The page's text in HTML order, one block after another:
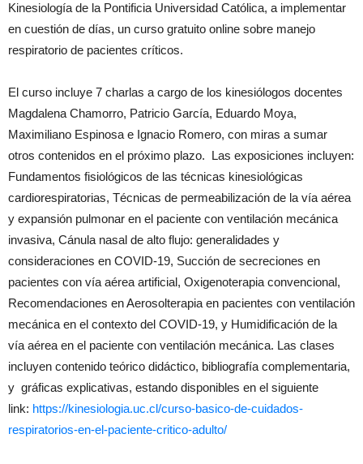
Kinesiología de la Pontificia Universidad Católica, a implementar
en cuestión de días, un curso gratuito online sobre manejo
respiratorio de pacientes críticos.
El curso incluye 7 charlas a cargo de los kinesiólogos docentes
Magdalena Chamorro, Patricio García, Eduardo Moya,
Maximiliano Espinosa e Ignacio Romero, con miras a sumar
otros contenidos en el próximo plazo. Las exposiciones incluyen:
Fundamentos fisiológicos de las técnicas kinesiológicas
cardiorespiratorias, Técnicas de permeabilización de la vía aérea
y expansión pulmonar en el paciente con ventilación mecánica
invasiva, Cánula nasal de alto flujo: generalidades y
consideraciones en COVID-19, Succión de secreciones en
pacientes con vía aérea artificial, Oxigenoterapia convencional,
Recomendaciones en Aerosolterapia en pacientes con ventilación
mecánica en el contexto del COVID-19, y Humidificación de la
vía aérea en el paciente con ventilación mecánica. Las clases
incluyen contenido teórico didáctico, bibliografía complementaria,
y gráficas explicativas, estando disponibles en el siguiente
link: https://kinesiologia.uc.cl/curso-basico-de-cuidados-
respiratorios-en-el-paciente-critico-adulto/